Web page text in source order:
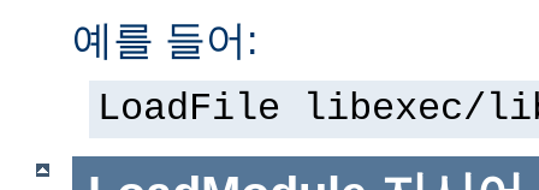
예를 들어:
LoadFile libexec/